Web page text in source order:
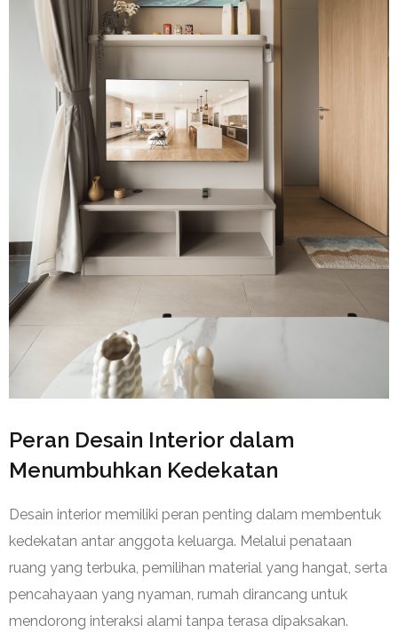
Peran Desain Interior dalam
Menumbuhkan Kedekatan
Desain interior memiliki peran penting dalam membentuk
kedekatan antar anggota keluarga. Melalui penataan
ruang yang terbuka, pemilihan material yang hangat, serta
pencahayaan yang nyaman, rumah dirancang untuk
mendorong interaksi alami tanpa terasa dipaksakan.